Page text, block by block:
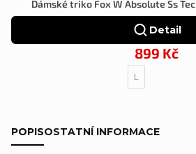
Dámské triko Fox W Absolute Ss
899 Kč
Detail
L
POPISOSTATNÍ INFORMACE